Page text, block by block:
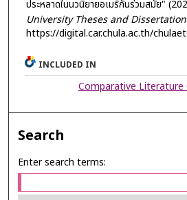
ประหลาดในนวนิยายอเมริกันร่วมสมัย"
University Theses and
https://digital.car.chula.ac.th/
INCLUDED IN
Comparative Literature
Search
Enter search terms: